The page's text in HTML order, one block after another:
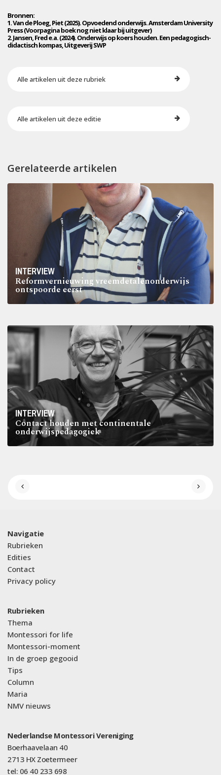
Bronnen:
1. Van de Ploeg, Piet (2025). Opvoedend onderwijs. Amsterdam University
Press (Voorpagina boek nog niet klaar bij uitgever)
2. Jansen, Fred e.a. (2024). Onderwijs op koers houden. Een pedagogisch-
didactisch kompas, Uitgeverij SWP
Alle artikelen uit deze rubriek
Alle artikelen uit deze editie
Gerelateerde artikelen
INTERVIEW
Reformvernieuwing vreemdetalenonderwijs
ontspoorde eerst
INTERVIEW
Contact houden met continentale
onderwijspedagogiek
Navigatie
Rubrieken
Edities
Contact
Privacy policy
Rubrieken
Thema
Montessori for life
Montessori-moment
In de groep gegooid
Tips
Column
Maria
NMV nieuws
Nederlandse Montessori Vereniging
Boerhaavelaan 40
2713 HX Zoetermeer
tel: 06 40 233 698